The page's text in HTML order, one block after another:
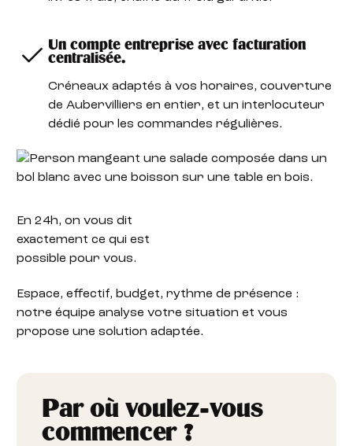
Un compte entreprise avec facturation
centralisée.
Créneaux adaptés à vos horaires, couverture
de Aubervilliers en entier, et un interlocuteur
dédié pour les commandes régulières.
En 24h, on vous dit
exactement ce qui est
possible pour vous.
Espace, effectif, budget, rythme de présence :
notre équipe analyse votre situation et vous
propose une solution adaptée.
Par où voulez-vous
commencer ?